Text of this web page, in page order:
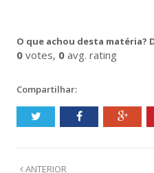
janela) janela) janela)
O que achou desta matéria?
0 votes, 0 avg. rating
Compartilhar:
ANTERIOR